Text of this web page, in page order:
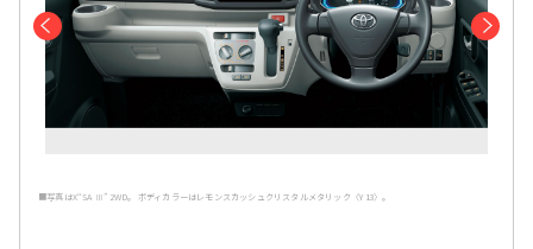
■写真はX“SA Ⅲ” 2WD。 ボディカラーはレモンスカッシュクリスタルメタリック〈Y13〉。